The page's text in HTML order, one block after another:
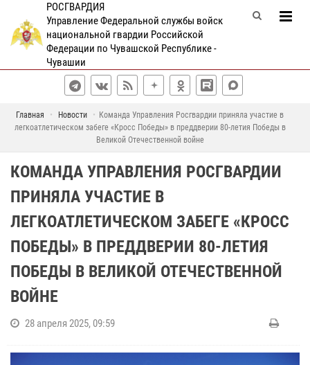
РОСГВАРДИЯ
Управление Федеральной службы войск
национальной гвардии Российской
Федерации по Чувашской Республике -
Чувашии
Главная Новости
Команда Управления Росгвардии приняла участие в
легкоатлетическом забеге «Кросс Победы» в преддверии 80-летия Победы в
Великой Отечественной войне
КОМАНДА УПРАВЛЕНИЯ РОСГВАРДИИ
ПРИНЯЛА УЧАСТИЕ В
ЛЕГКОАТЛЕТИЧЕСКОМ ЗАБЕГЕ «КРОСС
ПОБЕДЫ» В ПРЕДДВЕРИИ 80-ЛЕТИЯ
ПОБЕДЫ В ВЕЛИКОЙ ОТЕЧЕСТВЕННОЙ
ВОЙНЕ
28 апреля 2025, 09:59